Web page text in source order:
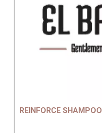
REINFORCE SHAMPOO